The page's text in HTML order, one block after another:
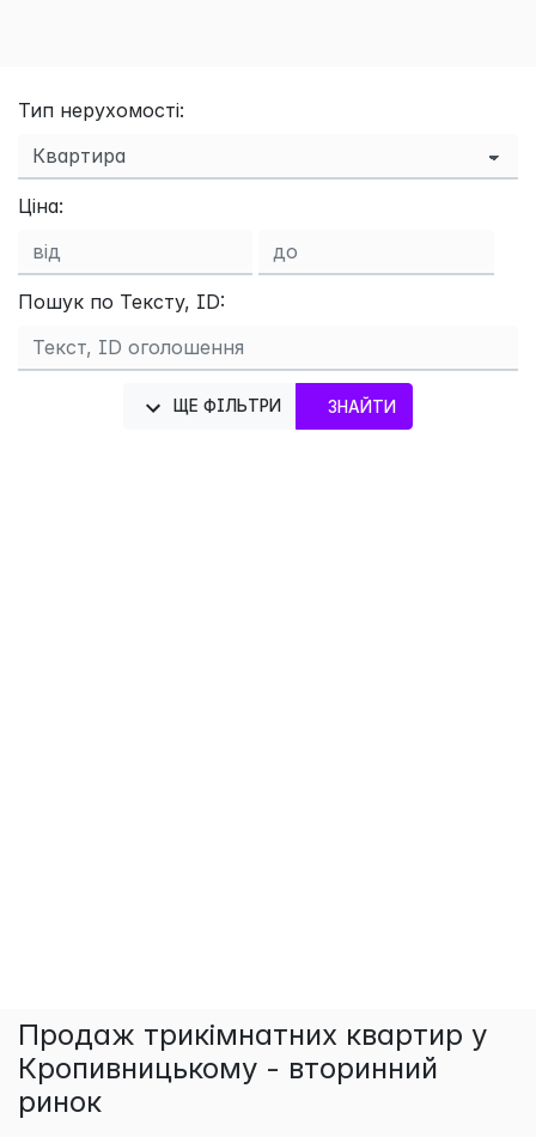
Тип нерухомості:
Ціна:
Пошук по Тексту, ID:
ЩЕ ФІЛЬТРИ ЗНАЙТИ
Продаж трикімнатних квартир у
Кропивницькому - вторинний
ринок